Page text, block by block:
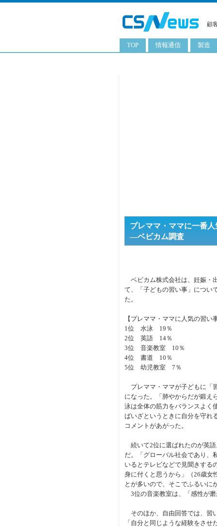
顧
TOP 情報通信 製造
プレママ・ママに一番
―ベビカム調査
ベビカム株式会社は、妊娠・
て、「子どもの習い事」につい
た。
【プレママ・ママに人気の習い
1位 水泳 19％
2位 英語 14％
3位 音楽教室 10％
4位 書道 10％
5位 幼児教室 7％
プレママ・ママが子どもに「
になった。「肺やからだが鍛え
泳は全体の筋力をバランスよく
ばいざというときに自分を守れ
コメントがあがった。
続いて2位に選ばれたのが英語
だ。「グローバル社会であり、
いるとテレビなどで見聞きする
身に付くと思うから」（26歳女
とが多いので、そこでふるいに
3位の音楽教室は、「感性が
そのほか、自由回答では、習
「自分と同じような経験をさ